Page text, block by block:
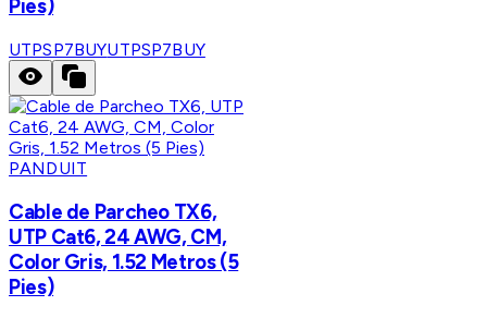
Pies)
UTPSP7BUYUTPSP7BUY
PANDUIT
Cable de Parcheo TX6,
UTP Cat6, 24 AWG, CM,
Color Gris, 1.52 Metros (5
Pies)